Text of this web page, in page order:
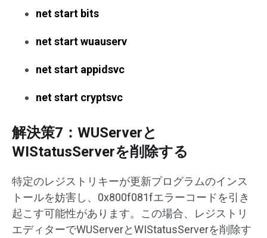
net start bits
net start wuauserv
net start appidsvc
net start cryptsvc
解決策7：WUServerと
WIStatusServerを削除する
特定のレジストリキーが更新プログラムのインス
トールを妨害し、0x800f081fエラーコードを引き
起こす可能性があります。この場合、レジストリ
エディターでWUServerとWIStatusServerを削除す